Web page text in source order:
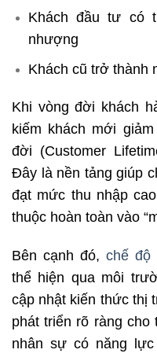
Khách đầu tư có
nhượng
Khách cũ trở thành
Khi vòng đời khách
kiếm khách mới
đời (Customer
Đây là nền tảng giúp
đạt mức thu nhập
thuộc hoàn toàn vào
Bên cạnh đó, chế độ
thể hiện qua môi
cập nhật kiến thức thị
phát triển rõ ràng
nhân sự có năng